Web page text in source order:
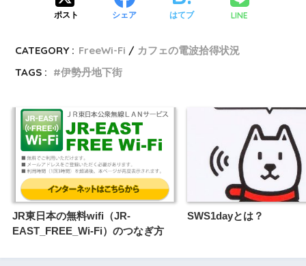
ポスト シェア はてブ LINE
CATEGORY : FreeWi-Fi
カフェの電波拾得状況
TAGS :
伊勢丹地下街
JR東日本の無料wifi（JR-
EAST_FREE_Wi-Fi）のつなぎ方
SWS1dayとは？